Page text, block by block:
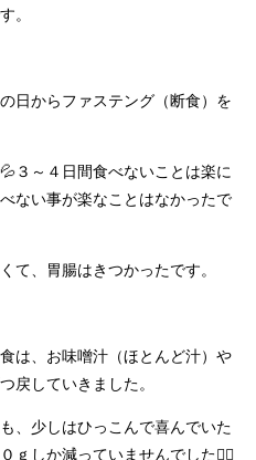
。
日からファステング（断食）を
３～４日間食べないことは楽に
ない事が楽なことはなかったで
て、胃腸はきつかったです。
は、お味噌汁（ほとんど汁）や
戻していきました。
、少しはひっこんで喜んでいた
ｇしか減っていませんでした🤦‍♀️